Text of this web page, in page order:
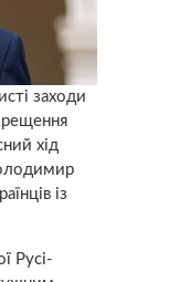
заходи
хід
із
Русі-